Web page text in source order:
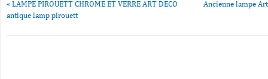
« LAMPE PIROUETT CHROME ET VERRE ART DECO
antique lamp pirouett
Ancienne lampe